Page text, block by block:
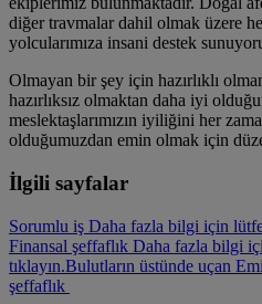
diğer travmalar dahil olmak üzere
yolcularımıza insani destek
Olmayan bir şey için hazırlıklı
hazırlıksız olmaktan daha iyi
meslektaşlarımızın iyiliğini her
olduğumuzdan emin olmak için
İlgili sayfalar
Sorumlu iş Daha fazla bilgi için
Finansal şeffaflık Daha fazla bilgi
tıklayın.Bulutların üstünde uçan
şeffaflık